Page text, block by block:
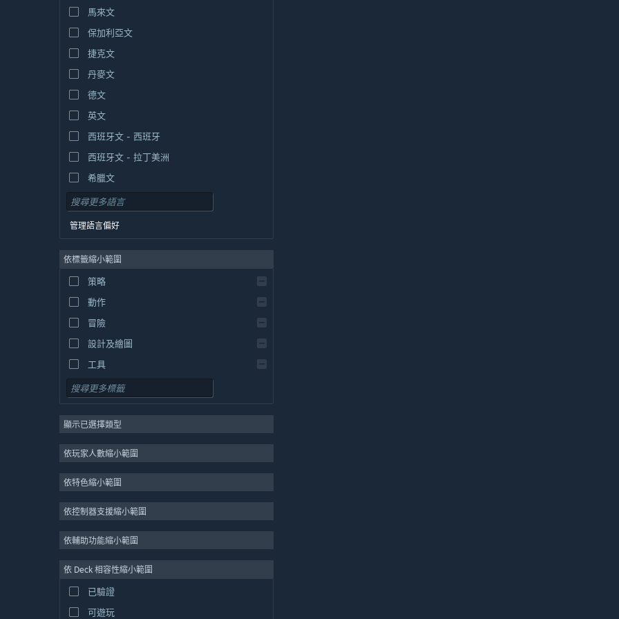
馬來文
保加利亞文
捷克文
丹麥文
德文
英文
西班牙文 - 西班牙
西班牙文 - 拉丁美洲
希臘文
管理語言偏好
依標籤縮小範圍
策略
動作
冒險
設計及繪圖
工具
免費遊玩
大型多人
獨立
休閒
模擬
影像製作
圖片編輯
顯示已選擇類型
依玩家人數縮小範圍
依特色縮小範圍
依控制器支援縮小範圍
依輔助功能縮小範圍
依 Deck 相容性縮小範圍
已驗證
可遊玩